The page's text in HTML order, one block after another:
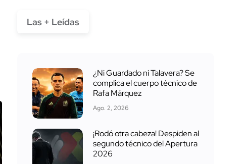
Las + Leídas
¿Ni Guardado ni Talavera? Se
complica el cuerpo técnico de
Rafa Márquez
Ago. 2, 2026
¡Rodó otra cabeza! Despiden al
segundo técnico del Apertura
2026